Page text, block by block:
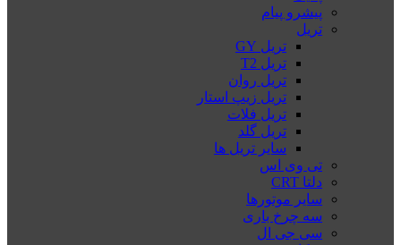
پیشرو پیام
تریل
تریل GY
تریل T2
تریل روان
تریل زیپ استار
تریل فلات
تریل گلد
سایر تریل ها
تی وی اس
دلتا CRT
سایر موتورها
سه چرخ باری
سی جی ال